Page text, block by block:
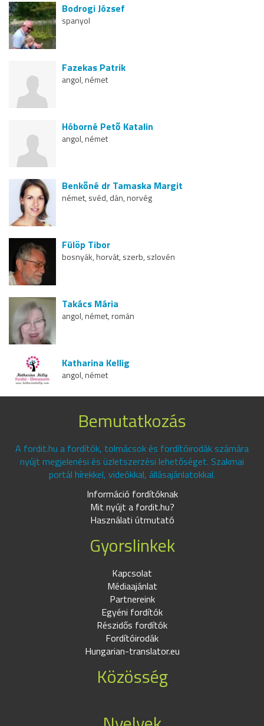
Bodrogi József
spanyol
Fazekas Patrik
angol, német
Hóborné Pető Katalin
angol, német
Benkőné dr Tamaska Margit
német, svéd, dán, norvég
Fülöp Tibor
bosnyák, horvát, szerb, szlovén
Takács Mária
angol, német, román
Katharina Kellig
angol, német
Bemutatkozás
A fordit.hu a fordítók, tolmácsok és fordítóirodák számára
nyújt megjelenési és üzletszerzési lehetőséget. Szakmai
portál hírekkel, videókkal, állásajánlatokkal.
Információ fordítóknak
Mit nyújt a fordit.hu?
Használati útmutató
Gyorslinkek
Kapcsolat
Médiaajánlat
Partnereink
Egyéni fordítók
Részidős fordítók
Fordítóirodák
Hungarian-translator.eu
Közösség